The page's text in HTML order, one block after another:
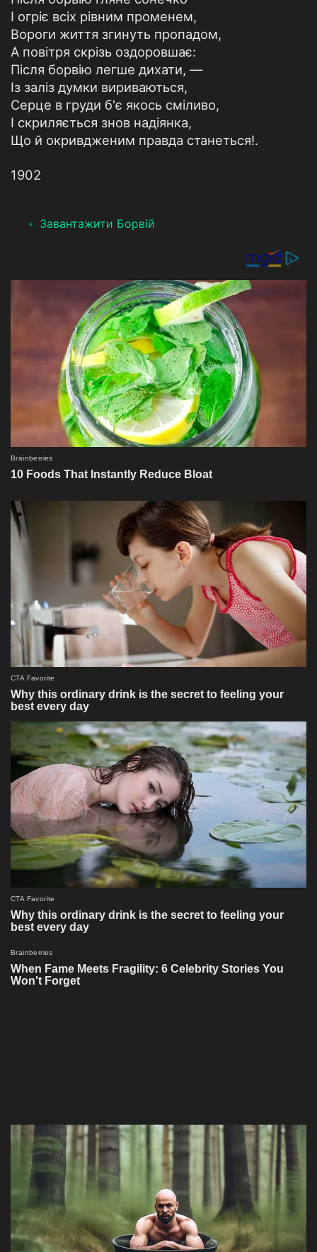
І огріє всіх рівним променем,
Вороги життя згинуть пропадом,
А повітря скрізь оздоровшає:
Після борвію легше дихати, —
Із заліз думки вириваються,
Серце в груди б'є якось сміливо,
І скриляється знов надіянка,
Що й окривдженим правда станеться!.
1902
Завантажити Борвій